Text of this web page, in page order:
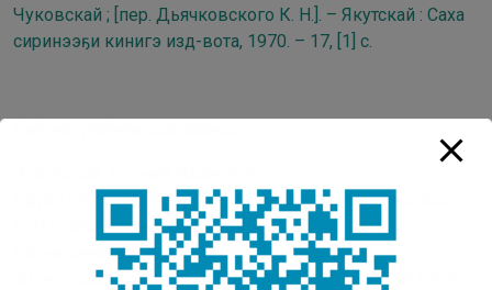
Чуковскай ; [пер. Дьячковского К. Н.]. – Якутскай : Саха
сиринээҕи кинигэ изд-вота, 1970. – 17, [1] с.
Сөдүөрэ үлүгэрэ / Корней Чуковскай ; [пер. Дьячковского
К. Н.] ; ааҕар Рена Габышева ; бырайыак ааптара
Оконешникова Д.В. ; монтаж Прибылых Г. Г. –
Дьокуускай : ДТК НБ РС(Я), 2026. – 1 аудиофайл (mp3 ;